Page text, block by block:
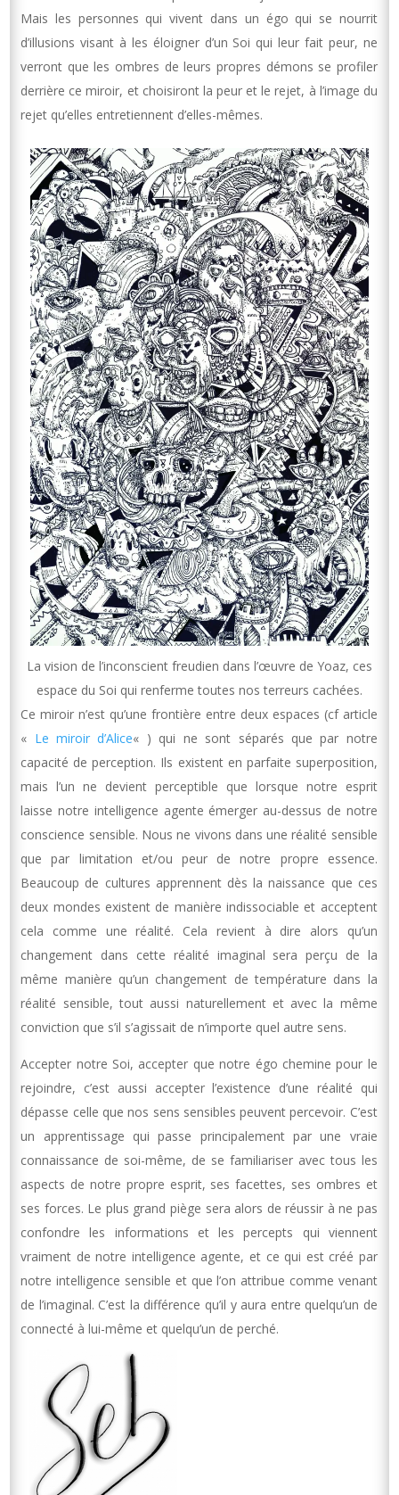
Mais les personnes qui vivent dans un égo qui se nourrit
d’illusions visant à les éloigner d’un Soi qui leur fait peur, ne
verront que les ombres de leurs propres démons se profiler
derrière ce miroir, et choisiront la peur et le rejet, à l’image du
rejet qu’elles entretiennent d’elles-mêmes.
La vision de l’inconscient freudien dans l’œuvre de Yoaz, ces
espace du Soi qui renferme toutes nos terreurs cachées.
Ce miroir n’est qu’une frontière entre deux espaces (cf article
« Le miroir d’Alice« ) qui ne sont séparés que par notre
capacité de perception. Ils existent en parfaite superposition,
mais l’un ne devient perceptible que lorsque notre esprit
laisse notre intelligence agente émerger au-dessus de notre
conscience sensible. Nous ne vivons dans une réalité sensible
que par limitation et/ou peur de notre propre essence.
Beaucoup de cultures apprennent dès la naissance que ces
deux mondes existent de manière indissociable et acceptent
cela comme une réalité. Cela revient à dire alors qu’un
changement dans cette réalité imaginal sera perçu de la
même manière qu’un changement de température dans la
réalité sensible, tout aussi naturellement et avec la même
conviction que s’il s’agissait de n’importe quel autre sens.
Accepter notre Soi, accepter que notre égo chemine pour le
rejoindre, c’est aussi accepter l’existence d’une réalité qui
dépasse celle que nos sens sensibles peuvent percevoir. C’est
un apprentissage qui passe principalement par une vraie
connaissance de soi-même, de se familiariser avec tous les
aspects de notre propre esprit, ses facettes, ses ombres et
ses forces. Le plus grand piège sera alors de réussir à ne pas
confondre les informations et les percepts qui viennent
vraiment de notre intelligence agente, et ce qui est créé par
notre intelligence sensible et que l’on attribue comme venant
de l’imaginal. C’est la différence qu’il y aura entre quelqu’un de
connecté à lui-même et quelqu’un de perché.